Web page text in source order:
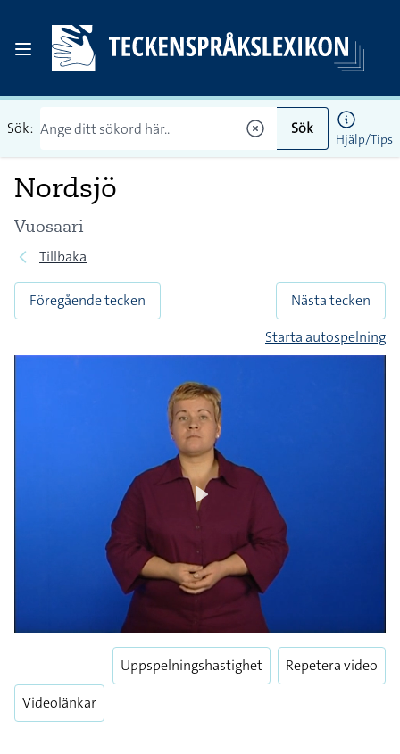
Sök: Sök
Hjälp/Tips
Nordsjö
Vuosaari
Tillbaka
Föregående tecken
Nästa tecken
Starta autospelning
Play
Enter
Videolänkar
Uppspelningshastighet Repetera video